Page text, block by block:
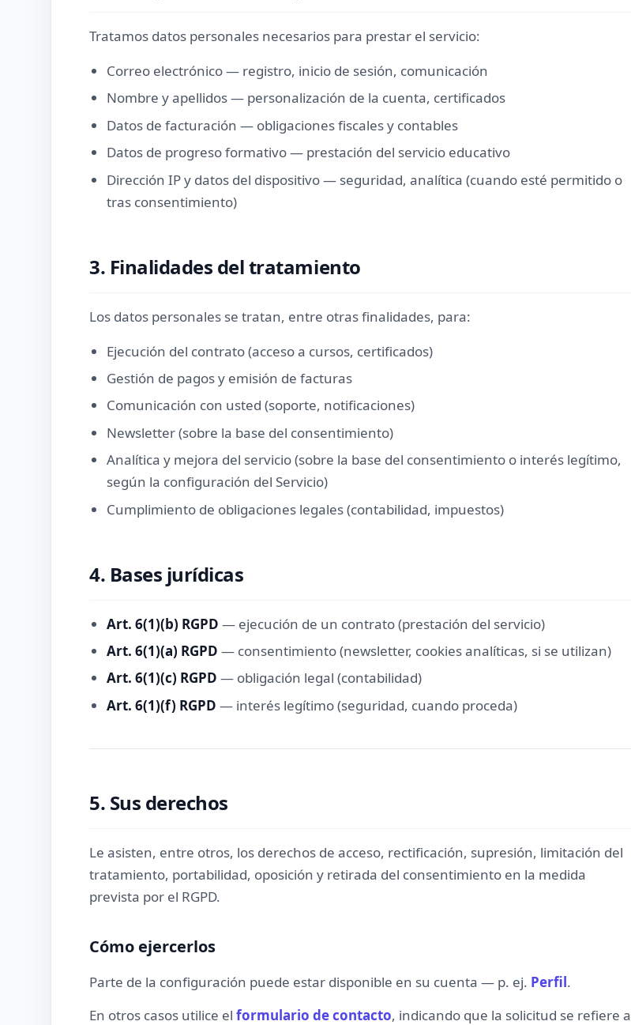
Tratamos datos personales necesarios para prestar el servicio:
Correo electrónico — registro, inicio de sesión, comunicación
Nombre y apellidos — personalización de la cuenta, certificados
Datos de facturación — obligaciones fiscales y contables
Datos de progreso formativo — prestación del servicio educativo
Dirección IP y datos del dispositivo — seguridad, analítica (cuando esté permitido o
tras consentimiento)
3. Finalidades del tratamiento
Los datos personales se tratan, entre otras finalidades, para:
Ejecución del contrato (acceso a cursos, certificados)
Gestión de pagos y emisión de facturas
Comunicación con usted (soporte, notificaciones)
Newsletter (sobre la base del consentimiento)
Analítica y mejora del servicio (sobre la base del consentimiento o interés legítimo,
según la configuración del Servicio)
Cumplimiento de obligaciones legales (contabilidad, impuestos)
4. Bases jurídicas
Art. 6(1)(b) RGPD — ejecución de un contrato (prestación del servicio)
Art. 6(1)(a) RGPD — consentimiento (newsletter, cookies analíticas, si se utilizan)
Art. 6(1)(c) RGPD — obligación legal (contabilidad)
Art. 6(1)(f) RGPD — interés legítimo (seguridad, cuando proceda)
5. Sus derechos
Le asisten, entre otros, los derechos de acceso, rectificación, supresión, limitación del
tratamiento, portabilidad, oposición y retirada del consentimiento en la medida
prevista por el RGPD.
Cómo ejercerlos
Parte de la configuración puede estar disponible en su cuenta — p. ej. Perfil.
En otros casos utilice el formulario de contacto, indicando que la solicitud se refiere a